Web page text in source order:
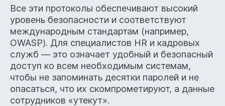
Все эти протоколы обеспечивают высокий
уровень безопасности и соответствуют
международным стандартам (например,
OWASP). Для специалистов HR и кадровых
служб — это означает удобный и безопасный
доступ ко всем необходимым системам,
чтобы не запоминать десятки паролей и не
опасаться, что их скомпрометируют, а данные
сотрудников «утекут».
Скачать PDF 3mb